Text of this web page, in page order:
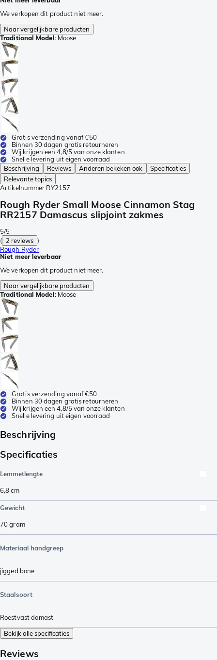
We verkopen dit product niet meer.
Naar vergelijkbare producten
Traditional Model: Moose
Gratis verzending vanaf €50
Binnen 30 dagen gratis retourneren
Wij krijgen een 4,8/5 van onze klanten
Snelle levering uit eigen voorraad
Beschrijving
Reviews Anderen bekeken ook
Specificaties
Relevante topics
Artikelnummer RY2157
Rough Ryder Small Moose Cinnamon Stag
RR2157 Damascus slipjoint zakmes
5/5
( 2 reviews )
Rough Ryder
Niet meer leverbaar
We verkopen dit product niet meer.
Naar vergelijkbare producten
Traditional Model: Moose
Gratis verzending vanaf €50
Binnen 30 dagen gratis retourneren
Wij krijgen een 4,8/5 van onze klanten
Snelle levering uit eigen voorraad
Beschrijving
Specificaties
Lemmetlengte
6,8cm
Gewicht
70gram
Materiaal handgreep
jigged bone
Staalsoort
Roestvast damast
Bekijk alle specificaties
Reviews